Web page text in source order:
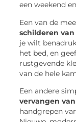
een weekend
Een van de
schilderen
je wilt
het bed, en
rustgevende
van de hele
Een andere
vervangen
handgrepen